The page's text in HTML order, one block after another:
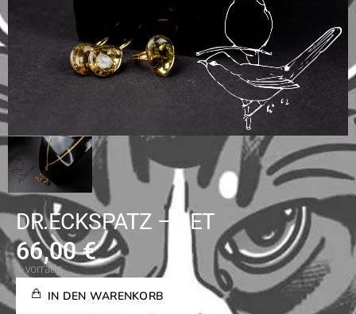
DR.ECKSPATZ – SET
66,00€
1 vorrätig
IN DEN WARENKORB